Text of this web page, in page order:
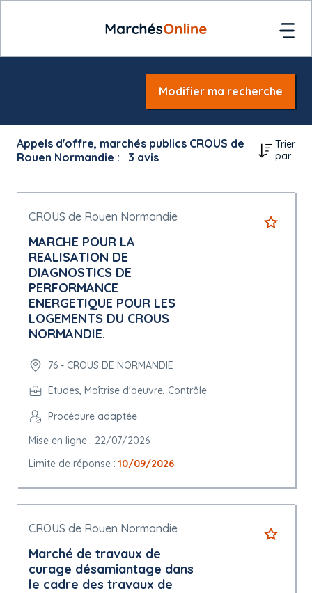
Modifier ma recherche
Appels d'offre, marchés publics CROUS de
Rouen Normandie :
3 avis
Trier
par
CROUS de Rouen Normandie
MARCHE POUR LA
REALISATION DE
DIAGNOSTICS DE
PERFORMANCE
ENERGETIQUE POUR LES
LOGEMENTS DU CROUS
NORMANDIE.
76 - CROUS DE NORMANDIE
Etudes, Maîtrise d'oeuvre, Contrôle
Procédure adaptée
Mise en ligne : 22/07/2026
Limite de réponse : 10/09/2026
CROUS de Rouen Normandie
Marché de travaux de
curage désamiantage dans
le cadre des travaux de